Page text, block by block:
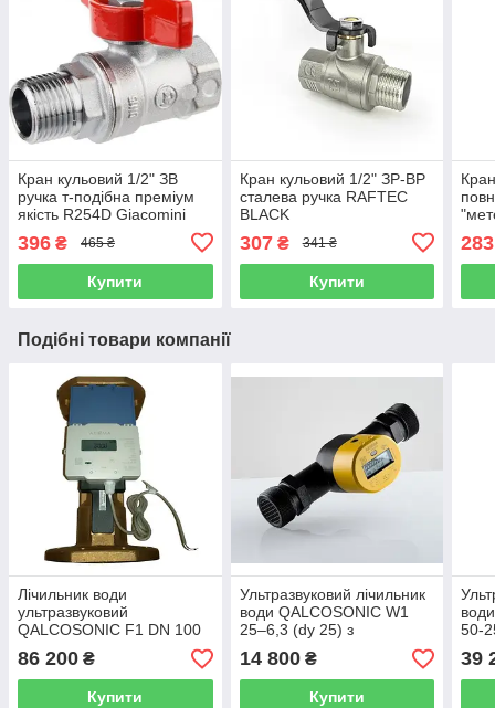
Кран кульовий 1/2" ЗВ
ручка т-подібна преміум
якість R254D Giacomini
396 ₴ 465 ₴
Купити
Кран кульовий 1/2" ЗР-ВР
сталева ручка RAFTEC
BLACK
307₴ 341 ₴
Купити
283
Подібні товари компанії
Лічильник води
ультразвуковий
QALCOSONIC F1 DN 100
Q3 100 R 250 T30
фланцевий з
радіомодулем AXIS
86 200 ₴
Купити
Ультразвуковий лічильник
води QALCOSONIC W1
25–6,3 (dy 25) з
вбудованим
радіомодулем AXIS
(Литва)
14 800₴
Купити
50-
39